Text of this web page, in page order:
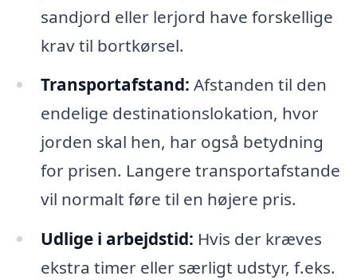
sandjord eller lerjord have forskellige
krav til bortkørsel.
Transportafstand: Afstanden til den
endelige destinationslokation, hvor
jorden skal hen, har også betydning
for prisen. Langere transportafstande
vil normalt føre til en højere pris.
Udlige i arbejdstid: Hvis der kræves
ekstra timer eller særligt udstyr, f.eks.